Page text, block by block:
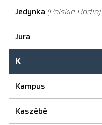
Jedynka (Polskie Radio)
Jura
K
Kampus
Kaszëbë